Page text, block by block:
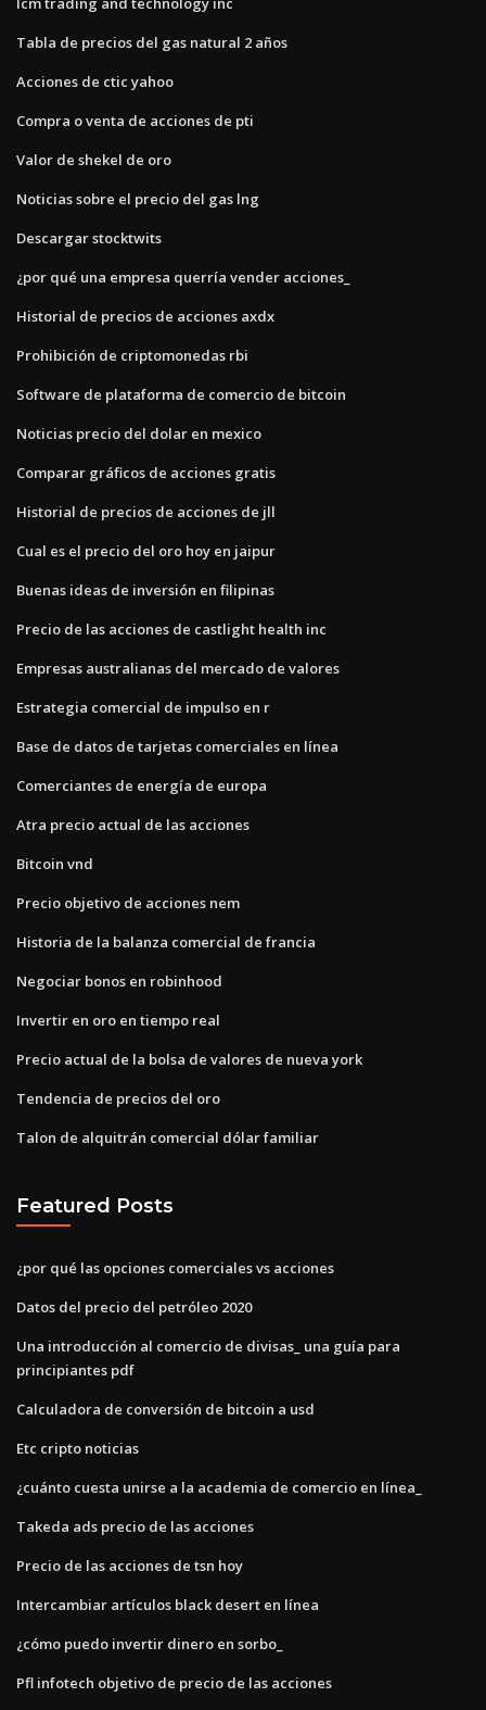
Tabla de precios del gas natural 2 años
Acciones de ctic yahoo
Compra o venta de acciones de pti
Valor de shekel de oro
Noticias sobre el precio del gas lng
Descargar stocktwits
¿por qué una empresa querría vender acciones_
Historial de precios de acciones axdx
Prohibición de criptomonedas rbi
Software de plataforma de comercio de bitcoin
Noticias precio del dolar en mexico
Comparar gráficos de acciones gratis
Historial de precios de acciones de jll
Cual es el precio del oro hoy en jaipur
Buenas ideas de inversión en filipinas
Precio de las acciones de castlight health inc
Empresas australianas del mercado de valores
Estrategia comercial de impulso en r
Base de datos de tarjetas comerciales en línea
Comerciantes de energía de europa
Atra precio actual de las acciones
Bitcoin vnd
Precio objetivo de acciones nem
Historia de la balanza comercial de francia
Negociar bonos en robinhood
Invertir en oro en tiempo real
Precio actual de la bolsa de valores de nueva york
Tendencia de precios del oro
Talon de alquitrán comercial dólar familiar
Featured Posts
¿por qué las opciones comerciales vs acciones
Datos del precio del petróleo 2020
Una introducción al comercio de divisas_ una guía para
principiantes pdf
Calculadora de conversión de bitcoin a usd
Etc cripto noticias
¿cuánto cuesta unirse a la academia de comercio en línea_
Takeda ads precio de las acciones
Precio de las acciones de tsn hoy
Intercambiar artículos black desert en línea
¿cómo puedo invertir dinero en sorbo_
Pfl infotech objetivo de precio de las acciones